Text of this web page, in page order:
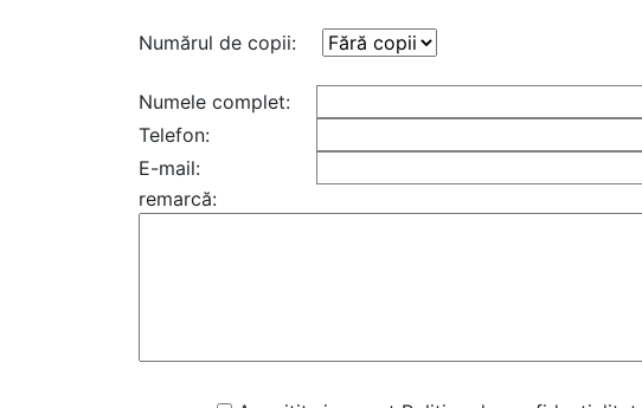
Numărul de copii:
Numele complet:
Telefon:
E-mail:
remarcă: